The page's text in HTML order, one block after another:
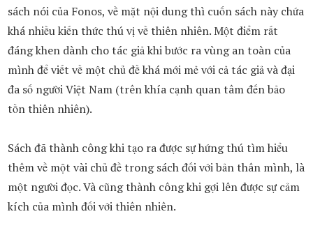
sách nói của Fonos, về mặt nội dung thì cuốn sách này chứa
khá nhiều kiến thức thú vị về thiên nhiên. Một điểm rất
đáng khen dành cho tác giả khi bước ra vùng an toàn của
mình để viết về một chủ đề khá mới mẻ với cả tác giả và đại
đa số người Việt Nam (trên khía cạnh quan tâm đến bảo
tồn thiên nhiên).
Sách đã thành công khi tạo ra được sự hứng thú tìm hiểu
thêm về một vài chủ đề trong sách đối với bản thân mình, là
một người đọc. Và cũng thành công khi gợi lên được sự cảm
kích của mình đối với thiên nhiên.